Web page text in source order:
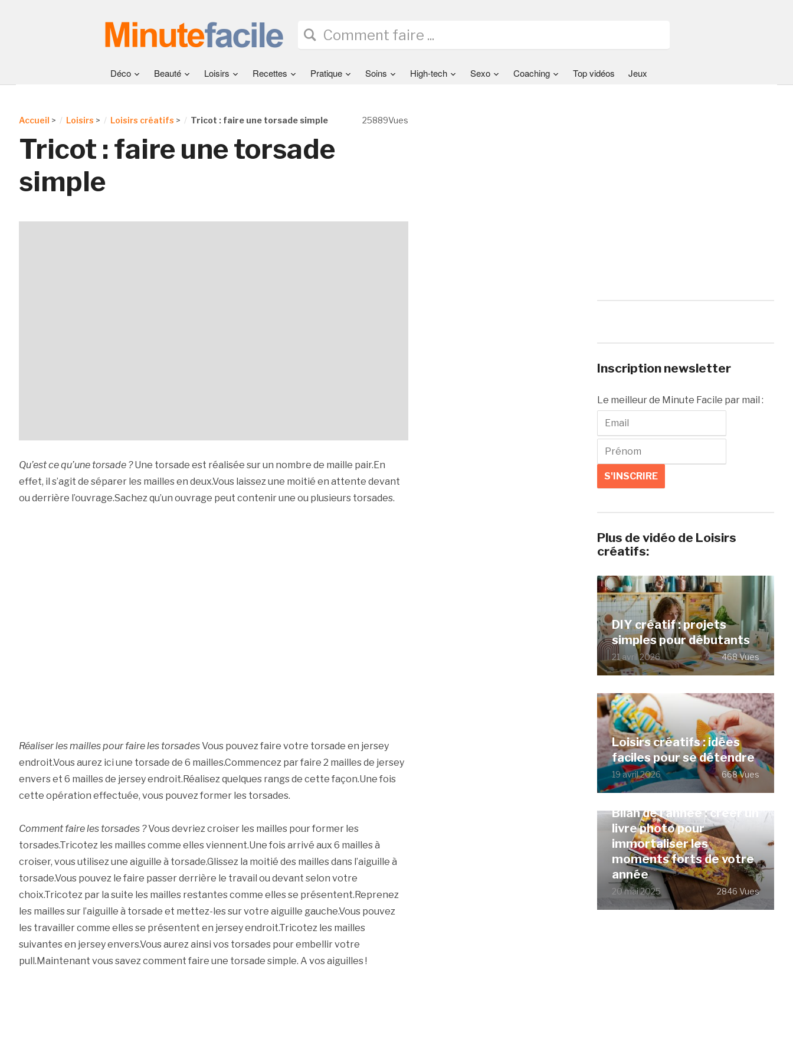
Déco Beauté Loisirs Recettes Pratique Soins High-tech Sexo Coaching Top vidéos Jeux
25889Vues
Accueil > Loisirs > Loisirs créatifs > Tricot : faire une torsade simple
Tricot : faire une torsade
simple
Qu’est ce qu’une torsade ?Une torsade est réalisée sur un nombre de maille pair.En
effet, il s’agit de séparer les mailles en deux.Vous laissez une moitié en attente devant
ou derrière l’ouvrage.Sachez qu’un ouvrage peut contenir une ou plusieurs torsades.
Réaliser les mailles pour faire les torsadesVous pouvez faire votre torsade en jersey
endroit.Vous aurez ici une torsade de 6 mailles.Commencez par faire 2 mailles de jersey
envers et 6 mailles de jersey endroit.Réalisez quelques rangs de cette façon.Une fois
cette opération effectuée, vous pouvez former les torsades.
Comment faire les torsades ?Vous devriez croiser les mailles pour former les
torsades.Tricotez les mailles comme elles viennent.Une fois arrivé aux 6 mailles à
croiser, vous utilisez une aiguille à torsade.Glissez la moitié des mailles dans l’aiguille à
torsade.Vous pouvez le faire passer derrière le travail ou devant selon votre
choix.Tricotez par la suite les mailles restantes comme elles se présentent.Reprenez
les mailles sur l’aiguille à torsade et mettez-les sur votre aiguille gauche.Vous pouvez
les travailler comme elles se présentent en jersey endroit.Tricotez les mailles
suivantes en jersey envers.Vous aurez ainsi vos torsades pour embellir votre
pull.Maintenant vous savez comment faire une torsade simple. A vos aiguilles !
Inscription newsletter
Le meilleur de Minute Facile par mail :
Plus de vidéo de Loisirs
créatifs:
DIY créatif : projets
simples pour débutants
21 avril 2026 468 Vues
Loisirs créatifs : idées
faciles pour se détendre
19 avril 2026 668 Vues
Bilan de l’année : créer un
livre photo pour
immortaliser les
moments forts de votre
année
20 mai 2025 2846 Vues